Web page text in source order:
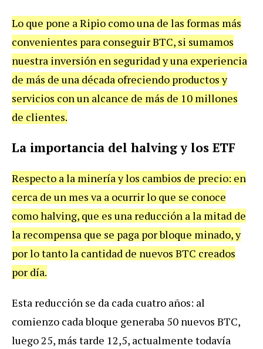
Lo que pone a Ripio como una de las formas más
convenientes para conseguir BTC, si sumamos
nuestra inversión en seguridad y una experiencia
de más de una década ofreciendo productos y
servicios con un alcance de más de 10 millones
de clientes.
La importancia del halving y los ETF
Respecto a la minería y los cambios de precio: en
cerca de un mes va a ocurrir lo que se conoce
como halving, que es una reducción a la mitad de
la recompensa que se paga por bloque minado, y
por lo tanto la cantidad de nuevos BTC creados
por día.
Esta reducción se da cada cuatro años: al
comienzo cada bloque generaba 50 nuevos BTC,
luego 25, más tarde 12,5, actualmente todavía